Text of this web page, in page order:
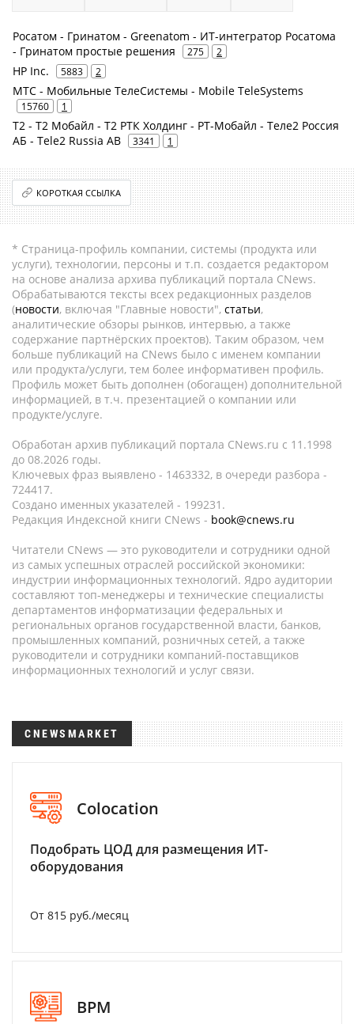
Росатом - Гринатом - Greenatom - ИТ-интегратор Росатома
- Гринатом простые решения
275 2
HP Inc. 5883 2
МТС - Мобильные ТелеСистемы - Mobile TeleSystems
15760 1
Т2 - Т2 Мобайл - Т2 РТК Холдинг - РТ-Мобайл - Теле2 Россия
АБ - Tele2 Russia AB
3341 1
КОРОТКАЯ ССЫЛКА
* Страница-профиль компании, системы (продукта или
услуги), технологии, персоны и т.п. создается редактором
на основе анализа архива публикаций портала CNews.
Обрабатываются тексты всех редакционных разделов
(новости, включая "Главные новости", статьи,
аналитические обзоры рынков, интервью, а также
содержание партнёрских проектов). Таким образом, чем
больше публикаций на CNews было с именем компании
или продукта/услуги, тем более информативен профиль.
Профиль может быть дополнен (обогащен) дополнительной
информацией, в т.ч. презентацией о компании или
продукте/услуге.
Обработан архив публикаций портала CNews.ru c 11.1998
до 08.2026 годы.
Ключевых фраз выявлено - 1463332, в очереди разбора -
724417.
Создано именных указателей - 199231.
Редакция Индексной книги CNews - book@cnews.ru
Читатели CNews — это руководители и сотрудники одной
из самых успешных отраслей российской экономики:
индустрии информационных технологий. Ядро аудитории
составляют топ-менеджеры и технические специалисты
департаментов информатизации федеральных и
региональных органов государственной власти, банков,
промышленных компаний, розничных сетей, а также
руководители и сотрудники компаний-поставщиков
информационных технологий и услуг связи.
CNEWSMARKET
Colocation
Подобрать ЦОД для размещения ИТ-
оборудования
От 815 руб./месяц
BPM